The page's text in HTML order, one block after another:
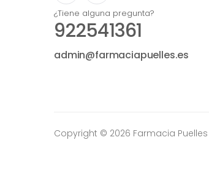
¿Tiene alguna pregunta?
922541361
admin@farmaciapuelles.es
Copyright © 2026 Farmacia